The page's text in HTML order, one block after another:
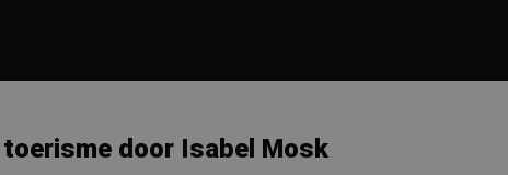
door Isabel Mosk